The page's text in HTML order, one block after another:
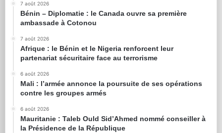
7 août 2026
Bénin – Diplomatie : le Canada ouvre sa première
ambassade à Cotonou
7 août 2026
Afrique : le Bénin et le Nigeria renforcent leur
partenariat sécuritaire face au terrorisme
6 août 2026
Mali : l’armée annonce la poursuite de ses opérations
contre les groupes armés
6 août 2026
Mauritanie : Taleb Ould Sid’Ahmed nommé conseiller à
la Présidence de la République